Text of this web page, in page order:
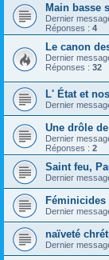
Main basse
Dernier
Réponses : 4
Le canon
Dernier
Réponses : 32
L' État et
Dernier
Une drôle
Dernier
Réponses : 2
Saint feu,
Dernier
Dernier
naïveté
Dernier